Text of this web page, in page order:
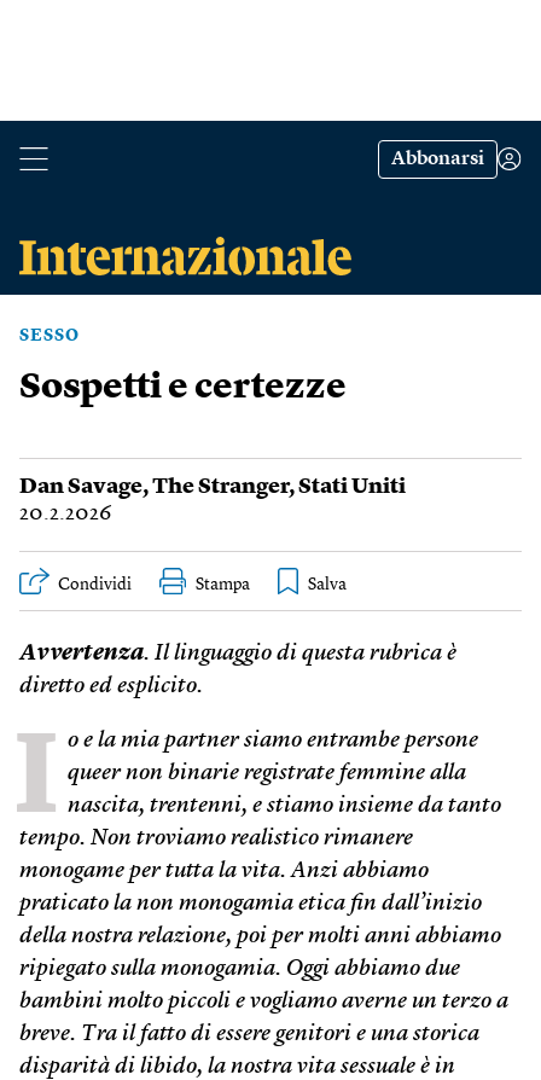
Abbonarsi
SESSO
Sospetti e certezze
Dan Savage,The Stranger,Stati Uniti
20.2.2026
Condividi Stampa
Avvertenza. Il linguaggio di questa rubrica è
diretto ed esplicito.
I o e la mia partner siamo entrambe persone
queer non binarie registrate femmine alla
nascita, trentenni, e stiamo insieme da tanto
tempo. Non troviamo realistico rimanere
monogame per tutta la vita. Anzi abbiamo
praticato la non monogamia etica fin dall’inizio
della nostra relazione, poi per molti anni abbiamo
ripiegato sulla monogamia. Oggi abbiamo due
bambini molto piccoli e vogliamo averne un terzo a
breve. Tra il fatto di essere genitori e una storica
disparità di libido, la nostra vita sessuale è in